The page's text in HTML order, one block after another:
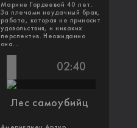
Марине Гордеевой 40 лет.
За плечами неудачный брак,
работа, которая не приносит
удовольствия, и никаких
перспектив. Неожиданно
она...
02:40
Лес самоубийц